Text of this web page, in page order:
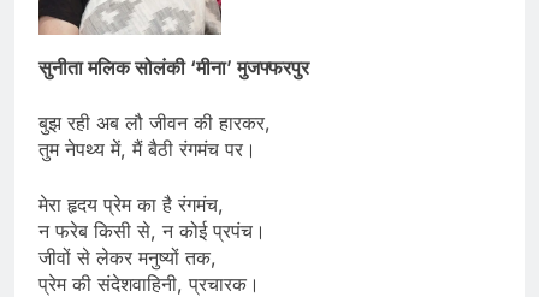
सुनीता मलिक सोलंकी ‘मीना’ मुजफ्फरपुर
बुझ रही अब लौ जीवन की हारकर,
तुम नेपथ्य में, मैं बैठी रंगमंच पर।
मेरा हृदय प्रेम का है रंगमंच,
न फरेब किसी से, न कोई प्रपंच।
जीवों से लेकर मनुष्यों तक,
प्रेम की संदेशवाहिनी, प्रचारक।